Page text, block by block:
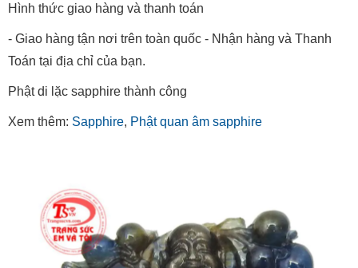
Hình thức giao hàng và thanh toán
- Giao hàng tận nơi trên toàn quốc - Nhận hàng và Thanh
Toán tại địa chỉ của bạn.
Phật di lặc sapphire thành công
Xem thêm: Sapphire, Phật quan âm sapphire